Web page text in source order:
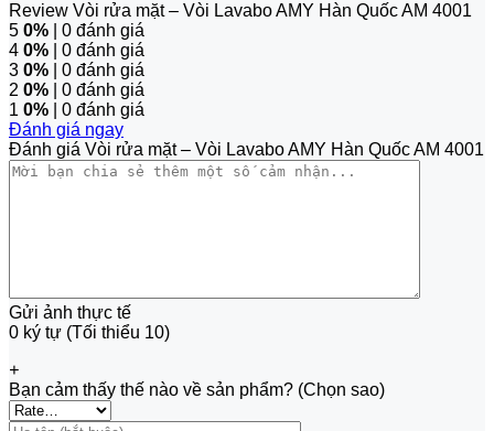
Review Vòi rửa mặt – Vòi Lavabo AMY Hàn Quốc AM 4001
5 0% | 0 đánh giá
4 0% | 0 đánh giá
3 0% | 0 đánh giá
2 0% | 0 đánh giá
1 0% | 0 đánh giá
Đánh giá ngay
Đánh giá Vòi rửa mặt – Vòi Lavabo AMY Hàn Quốc AM 4001
Gửi ảnh thực tế
0 ký tự (Tối thiểu 10)
+
Bạn cảm thấy thế nào về sản phẩm? (Chọn sao)